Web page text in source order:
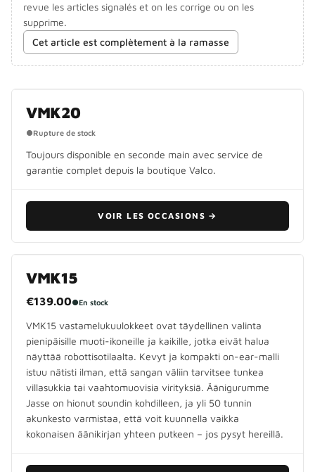
revue les articles signalés et on les corrige ou on les
supprime.
Cet article est complètement à la ramasse
VMK20
●Rupture de stock
Toujours disponible en seconde main avec service de
garantie complet depuis la boutique Valco.
VOIR LES OCCASIONS →
VMK15
€139.00●En stock
VMK15 vastamelukuulokkeet ovat täydellinen valinta
pienipäisille muoti-ikoneille ja kaikille, jotka eivät halua
näyttää robottisotilaalta. Kevyt ja kompakti on-ear-malli
istuu nätisti ilman, että sangan väliin tarvitsee tunkea
villasukkia tai vaahtomuovisia virityksiä. Äänigurumme
Jasse on hionut soundin kohdilleen, ja yli 50 tunnin
akunkesto varmistaa, että voit kuunnella vaikka
kokonaisen äänikirjan yhteen putkeen – jos pysyt hereillä.